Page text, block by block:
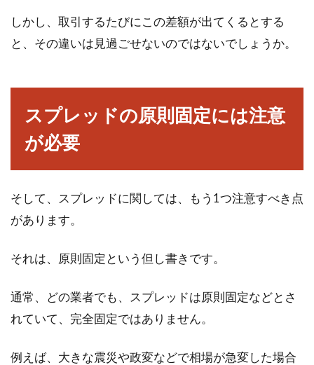
しかし、取引するたびにこの差額が出てくるとする
と、その違いは見過ごせないのではないでしょうか。
スプレッドの原則固定には注意
が必要
そして、スプレッドに関しては、もう1つ注意すべき点
があります。
それは、原則固定という但し書きです。
通常、どの業者でも、スプレッドは原則固定などとさ
れていて、完全固定ではありません。
例えば、大きな震災や政変などで相場が急変した場合